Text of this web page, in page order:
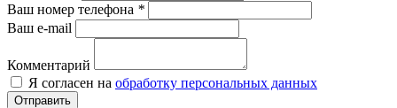
Ваш номер телефона *
Ваш e-mail
Комментарий
Я согласен на обработку персональных данных
Отправить